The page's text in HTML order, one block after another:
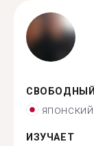
СВОБОДНЫЙ
японский
ИЗУЧАЕТ